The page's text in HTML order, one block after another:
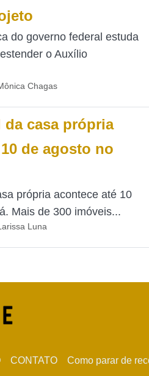
do governo federal estuda
o Auxílio
Chagas
casa própria
de agosto no
própria acontece até 10
Mais de 300 imóveis...
Luna
CONTATO Como parar de